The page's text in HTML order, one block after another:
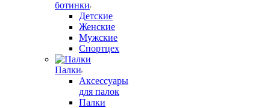
ботинки
Детские
Женские
Мужские
Спортцех
Палки
Аксессуары
для палок
Палки